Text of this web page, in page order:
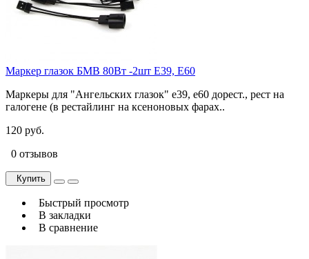
Маркер глазок БМВ 80Вт -2шт E39, E60
Маркеры для "Ангельских глазок" e39, е60 дорест., рест на
галогене (в рестайлинг на ксеноновых фарах..
120 руб.
0 отзывов
Купить
Быстрый просмотр
В закладки
В сравнение